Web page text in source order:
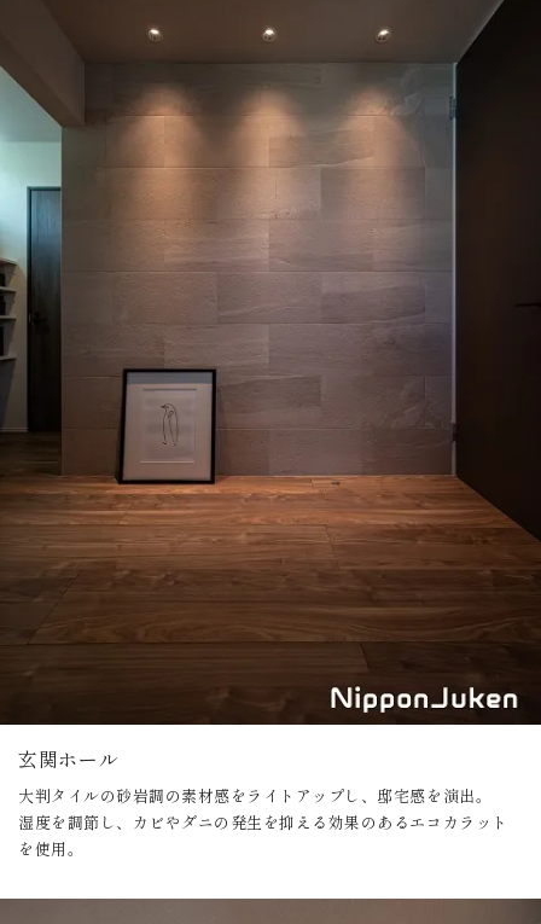
玄関ホール
大判タイルの砂岩調の素材感をライトアップし、邸宅感を演出。
湿度を調節し、カビやダニの発生を抑える効果のあるエコカラット
を使用。